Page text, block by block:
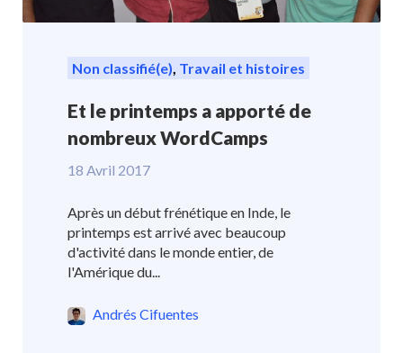
Non classifié(e) Travail et histoires
Et le printemps a apporté de
nombreux WordCamps
18 Avril 2017
Après un début frénétique en Inde, le
printemps est arrivé avec beaucoup
d'activité dans le monde entier, de
l'Amérique du...
Andrés Cifuentes